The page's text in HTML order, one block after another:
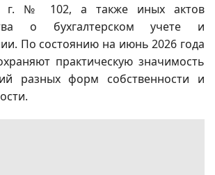
г. № 102, а также иных актов
о бухгалтерском учете и
По состоянию на июнь 2026 года
практическую значимость
разных форм собственности и